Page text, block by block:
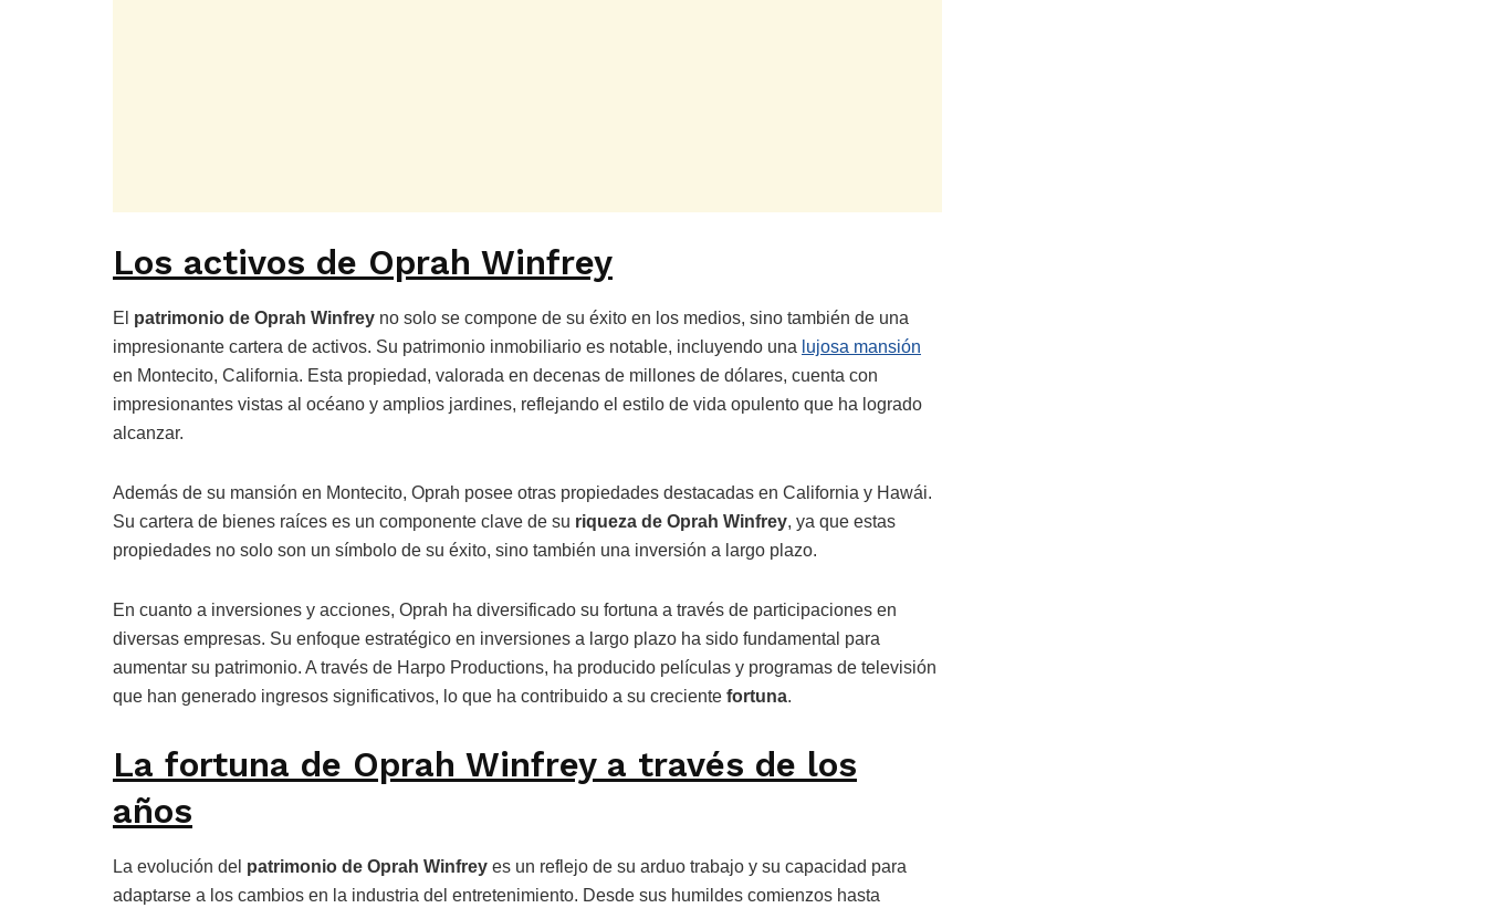
Los activos de Oprah Winfrey
El patrimonio de Oprah Winfrey no solo se compone de su éxito en los medios, sino también de una
impresionante cartera de activos. Su patrimonio inmobiliario es notable, incluyendo una lujosa mansión
en Montecito, California. Esta propiedad, valorada en decenas de millones de dólares, cuenta con
impresionantes vistas al océano y amplios jardines, reflejando el estilo de vida opulento que ha logrado
alcanzar.
Además de su mansión en Montecito, Oprah posee otras propiedades destacadas en California y Hawái.
Su cartera de bienes raíces es un componente clave de su riqueza de Oprah Winfrey, ya que estas
propiedades no solo son un símbolo de su éxito, sino también una inversión a largo plazo.
En cuanto a inversiones y acciones, Oprah ha diversificado su fortuna a través de participaciones en
diversas empresas. Su enfoque estratégico en inversiones a largo plazo ha sido fundamental para
aumentar su patrimonio. A través de Harpo Productions, ha producido películas y programas de televisión
que han generado ingresos significativos, lo que ha contribuido a su creciente fortuna.
La fortuna de Oprah Winfrey a través de los
años
La evolución del patrimonio de Oprah Winfrey es un reflejo de su arduo trabajo y su capacidad para
adaptarse a los cambios en la industria del entretenimiento. Desde sus humildes comienzos hasta